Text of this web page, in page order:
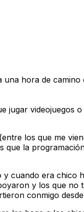
hora de camino
jugar videojuegos o
los que me
que la
y cuando era chico
y los que no
conmigo